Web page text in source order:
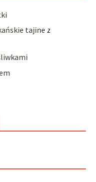
tajine z